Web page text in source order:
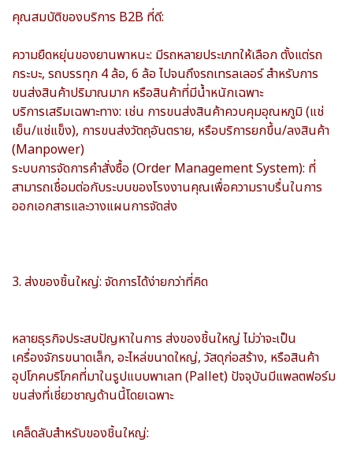
คุณสมบัติของบริการ B2B ที่ดี:
ความยืดหยุ่นของยานพาหนะ: มีรถหลายประเภทให้เลือก ตั้งแต่รถ
กระบะ, รถบรรทุก 4 ล้อ, 6 ล้อ ไปจนถึงรถเทรลเลอร์ สำหรับการ
ขนส่งสินค้าปริมาณมาก หรือสินค้าที่มีน้ำหนักเฉพาะ
บริการเสริมเฉพาะทาง: เช่น การขนส่งสินค้าควบคุมอุณหภูมิ (แช่
เย็น/แช่แข็ง), การขนส่งวัตถุอันตราย, หรือบริการยกขึ้น/ลงสินค้า
(Manpower)
ระบบการจัดการคำสั่งซื้อ (Order Management System): ที่
สามารถเชื่อมต่อกับระบบของโรงงานคุณเพื่อความราบรื่นในการ
ออกเอกสารและวางแผนการจัดส่ง
3. ส่งของชิ้นใหญ่: จัดการได้ง่ายกว่าที่คิด
หลายธุรกิจประสบปัญหาในการ ส่งของชิ้นใหญ่ ไม่ว่าจะเป็น
เครื่องจักรขนาดเล็ก, อะไหล่ขนาดใหญ่, วัสดุก่อสร้าง, หรือสินค้า
อุปโภคบริโภคที่มาในรูปแบบพาเลท (Pallet) ปัจจุบันมีแพลตฟอร์ม
ขนส่งที่เชี่ยวชาญด้านนี้โดยเฉพาะ
เคล็ดลับสำหรับของชิ้นใหญ่: